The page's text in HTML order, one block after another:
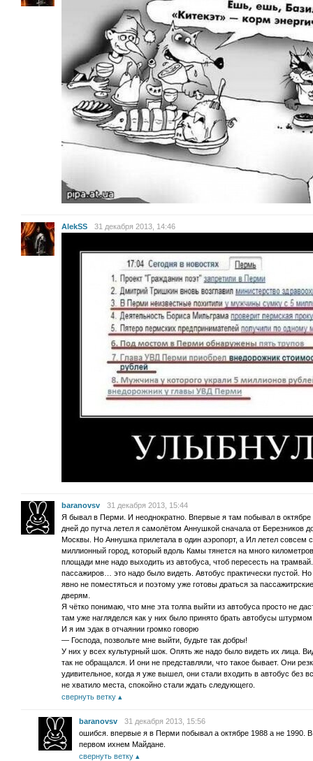
AlekSS 31 декабря 2013, 14:46
baranovsv
31 декабря 2013, 15:44
Я бывал в Перми. И неоднократно. Впервые я там побывал в октябре
дней до путча летел я самолётом Аннушкой сначала от
Москвы. Но Аннушка прилетала в один аэропорт, а Ил летел совсем
миллионный город, который вдоль Камы тянется на много
площади мне надо выходить из автобуса, чтоб пересесть на
пассажиров… это надо было видеть. Автобус практически пустой.
явно не поместяться и поэтому уже готовы драться за
дверям.
Я чётко понимаю, что мне эта толпа выйти из автобуса просто не
там уже нагляделся как у них было принято брать автобусы
И я им эдак в отчаянии громко говорю
— Господа, позвольте мне выйти, будьте так добры!
У них у всех культурный шок. Опять же надо было видеть их лица.
так не обращался. И они не представляли, что такое бывает. Они
удивительное, когда я уже вышел, они стали входить в автобус без
не хватило места, спокойно стали ждать следующего.
свернуть ветку
baranovsv
31 декабря 2013, 15:56
ошибся. впервые я в Перми побывал а октябре 1988 а не 1990.
первом ихнем Майдане.
свернуть ветку